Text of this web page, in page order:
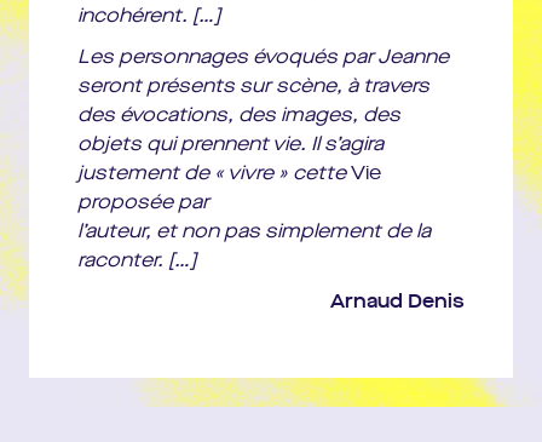
incohérent. […]
Les personnages évoqués par Jeanne
seront présents sur scène, à travers
des évocations, des images, des
objets qui prennent vie. Il s’agira
justement de « vivre » cetteVie
proposée par
l’auteur, et non pas simplement de la
raconter. […]
Arnaud Denis